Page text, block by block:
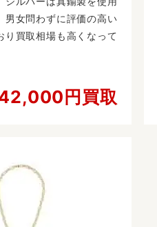
男女問わずに評価の高い
り買取相場も高くなって
円買取